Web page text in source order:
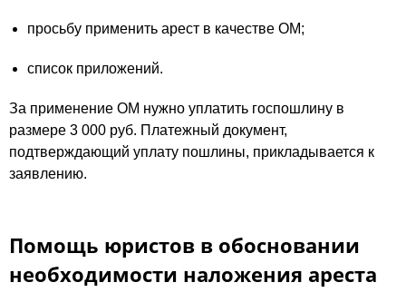
просьбу применить арест в качестве ОМ;
список приложений.
За применение ОМ нужно уплатить госпошлину в
размере 3 000 руб. Платежный документ,
подтверждающий уплату пошлины, прикладывается к
заявлению.
Помощь юристов в обосновании
необходимости наложения ареста